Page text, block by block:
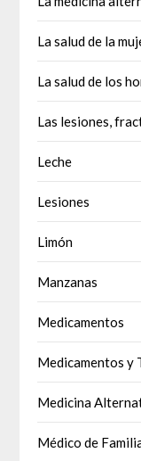
La salud de la
La salud de los
Las lesiones,
Leche
Lesiones
Limón
Manzanas
Medicamentos
Medicamentos y
Medicina
Médico de